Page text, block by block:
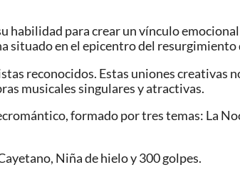
para crear un vínculo
situado en el epicentro del
reconocidos. Estas uniones creativas
musicales singulares y atractivas.
formado por tres temas: La
Niña de hielo y 300 golpes.